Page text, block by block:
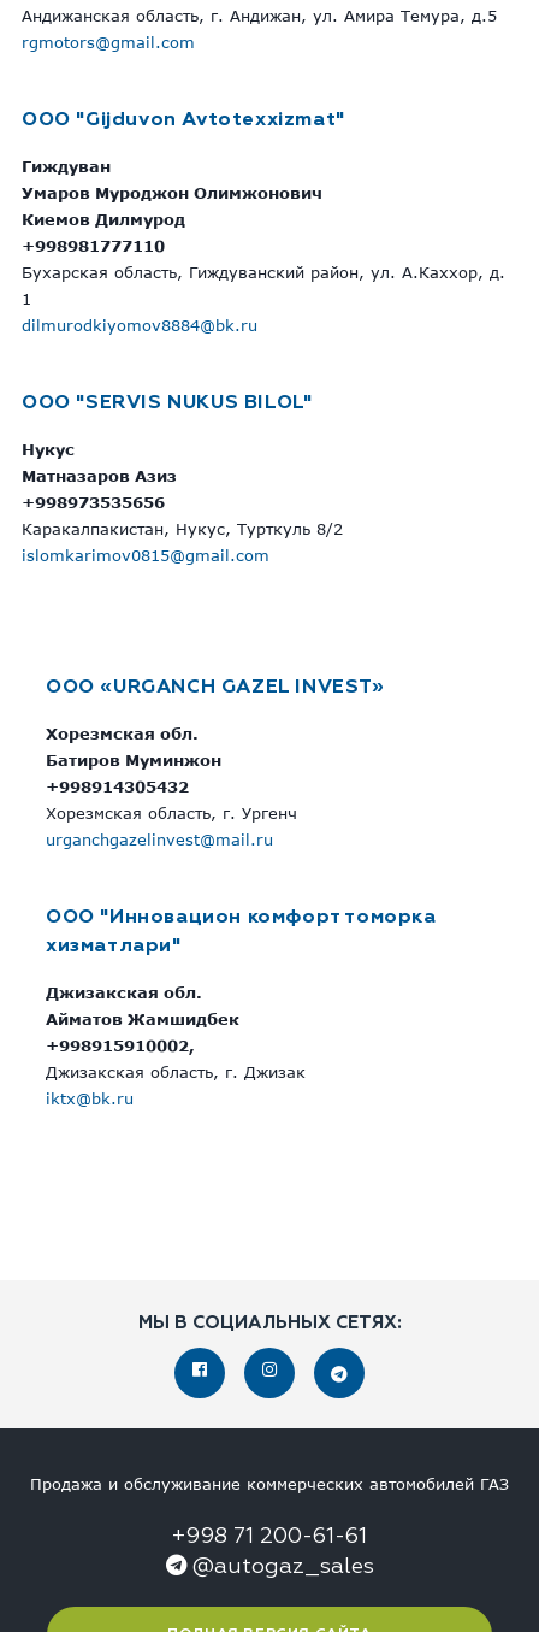
Андижанская область, г. Андижан, ул. Амира Темура, д.5
rgmotors@gmail.com
ООО "Gijduvon Avtotexxizmat"
Гиждуван
Умаров Муроджон Олимжонович
Киемов Дилмурод
+998981777110
Бухарская область, Гиждуванский район, ул. А.Каххор, д.
1
dilmurodkiyomov8884@bk.ru
OOO "SERVIS NUKUS BILOL"
Нукус
Матназаров Азиз
+998973535656
Каракалпакистан, Нукус, Турткуль 8/2
islomkarimov0815@gmail.com
OOO «URGANCH GAZEL INVEST»
Хорезмская обл.
Батиров Муминжон
+998914305432
Хорезмская область, г. Ургенч
urganchgazelinvest@mail.ru
OOO "Инновацион комфорт томорка
хизматлари"
Джизакская обл.
Айматов Жамшидбек
+998915910002,
Джизакская область, г. Джизак
iktx@bk.ru
МЫ В СОЦИАЛЬНЫХ СЕТЯХ:
Продажа и обслуживание коммерческих автомобилей ГАЗ
+998 71 200-61-61
@autogaz_sales